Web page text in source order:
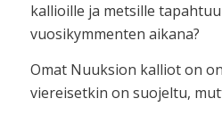
kallioille ja metsille
vuosikymmenten aikana?
Omat Nuuksion kalliot on
viereisetkin on suojeltu,